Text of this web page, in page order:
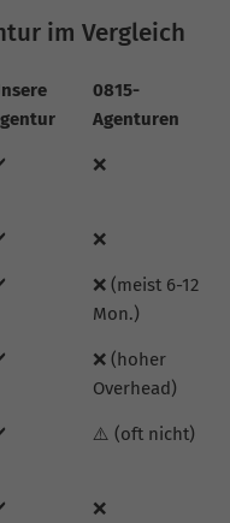
im Vergleich
0815-
Agenturen
❌
❌
❌ (meist 6-12
Mon.)
❌ (hoher
Overhead)
⚠️ (oft nicht)
❌